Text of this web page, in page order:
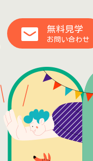
無料見学
お問い合わせ